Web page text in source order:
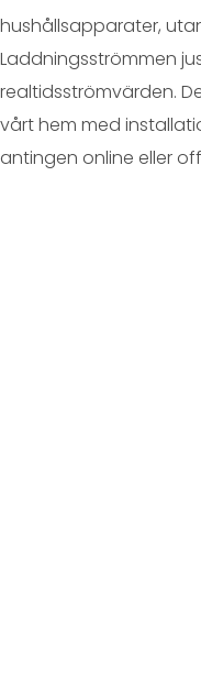
hushållsapparater,
Laddningsströmmen
realtidsströmvärden.
vårt hem med
antingen online eller